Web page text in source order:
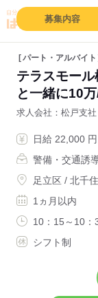
募集内容
パート・アルバイト
テラスモー
と一緒に10
求人会社 松戸支社
日給 22,000 円
警備・交通誘
足立区 / 北千
1ヵ月以内
10：15～10：
シフト制